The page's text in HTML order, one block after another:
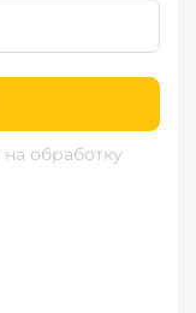
на обработку